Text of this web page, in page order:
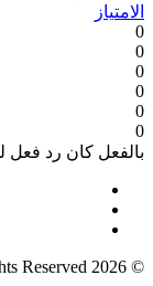
الامتياز
0
0
0
0
0
0
بالفعل كان رد فعل
© 2026
Reserved